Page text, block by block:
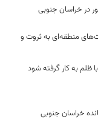
در خراسان جنوبی
منطقه‌ای به ثروت و
ظلم به کار گرفته شود